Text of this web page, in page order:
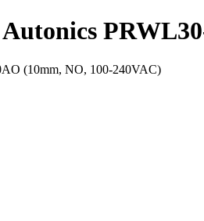
(10mm, NO, 100-240VAC)